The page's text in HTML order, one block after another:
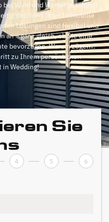
Wind und Wetter geschützt
den Wert Ihrer Immobilie
Lösungen sind flexibel und
an – ganz gleich, ob Sie eine
bevorzugen. Warum zögern?
zu Ihrem persönlichen
in Wedding!
Sie
4 5 6